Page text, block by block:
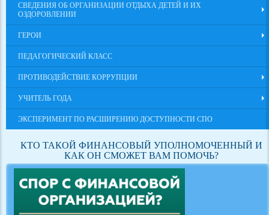
СВЕДЕНИЯ ОБ ОРГАНИЗАЦИИ ОТДЫХА ДЕТЕЙ И ИХ
ОЗДОРОВЛЕНИИ
ГЕРОИ
ПЕДАГОГИЧЕСКИЙ КЛАСС
ПРОТИВОДЕЙСТВИЕ КОРРУПЦИИ
УЧИТЕЛЬ ГОДА
ЭКСПЕРИМЕНТ ПО РАСШИРЕНИЮ ДОСТУПНОСТИ СПО
КТО ТАКОЙ ФИНАНСОВЫЙ УПОЛНОМОЧЕННЫЙ И
КАК ОН СМОЖЕТ ВАМ ПОМОЧЬ?